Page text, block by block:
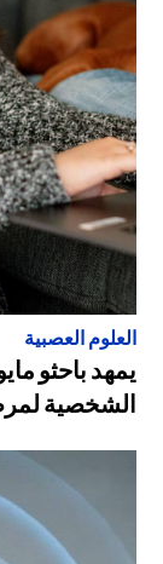
العلوم العصبية
يمهد باحثو
الشخصية